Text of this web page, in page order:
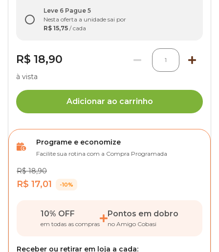
Leve 6 Pague 5
Nesta oferta a unidade sai por
R$ 15,75 / cada
R$ 18,90 1
à vista
Adicionar ao carrinho
Programe e economize
Facilite sua rotina com a Compra Programada
R$ 18,90
R$ 17,01 -10%
10% OFF
em todas as compras
Pontos em dobro
no Amigo Cobasi
Receber ou retirar em loja a cada: